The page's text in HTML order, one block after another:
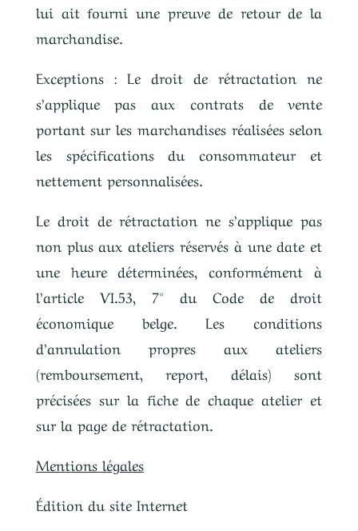
lui ait fourni une preuve de retour de la
marchandise.
Exceptions : Le droit de rétractation ne
s’applique pas aux contrats de vente
portant sur les marchandises réalisées selon
les spécifications du consommateur et
nettement personnalisées.
Le droit de rétractation ne s’applique pas
non plus aux ateliers réservés à une date et
une heure déterminées, conformément à
l’article VI.53, 7° du Code de droit
économique belge. Les conditions
d’annulation propres aux ateliers
(remboursement, report, délais) sont
précisées sur la fiche de chaque atelier et
sur la page de rétractation.
Mentions légales
Édition du site Internet